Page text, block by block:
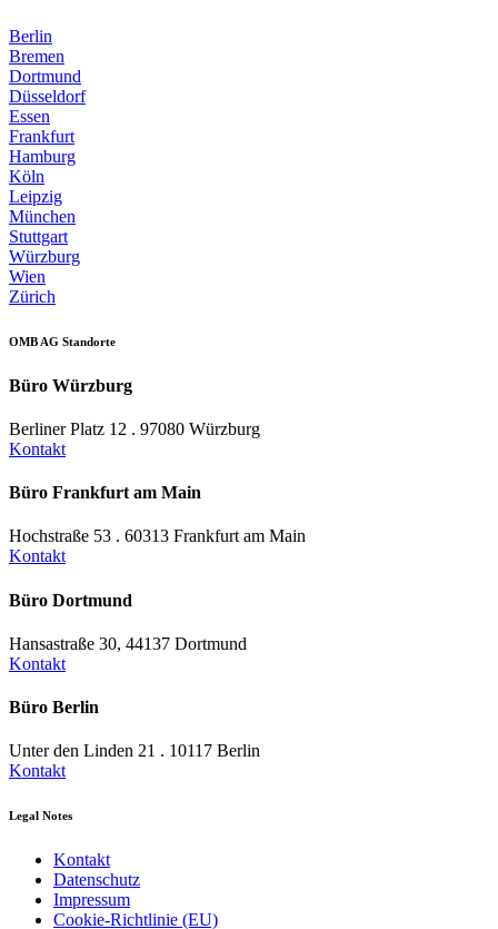
Berlin
Bremen
Dortmund
Düsseldorf
Essen
Frankfurt
Hamburg
Köln
Leipzig
München
Stuttgart
Würzburg
Wien
Zürich
OMB AG Standorte
Büro Würzburg
Berliner Platz 12 . 97080 Würzburg
Kontakt
Büro Frankfurt am Main
Hochstraße 53 . 60313 Frankfurt am Main
Kontakt
Büro Dortmund
Hansastraße 30, 44137 Dortmund
Kontakt
Büro Berlin
Unter den Linden 21 . 10117 Berlin
Kontakt
Legal Notes
Kontakt
Datenschutz
Impressum
Cookie-Richtlinie (EU)